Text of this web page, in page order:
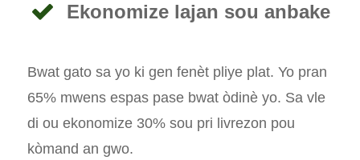
Ekonomize lajan sou anbake
Bwat gato sa yo ki gen fenèt pliye plat. Yo pran
65% mwens espas pase bwat òdinè yo. Sa vle
di ou ekonomize 30% sou pri livrezon pou
kòmand an gwo.